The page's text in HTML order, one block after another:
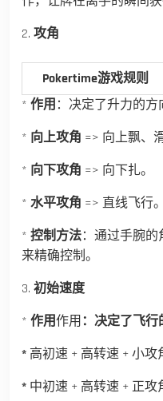
2. 攻角
Pokertime游戏规则
* 作用：决定了升力的方
* 向上攻角 => 向上飘、
* 向下攻角 => 向下扎。
* 水平攻角 => 直线飞行。
* 控制方法：通过手腕
来精确控制。
3. 初始速度
* 作用作用：决定了飞行
* 高初速 + 高转速 + 小攻
* 中初速 + 高转速 + 正攻